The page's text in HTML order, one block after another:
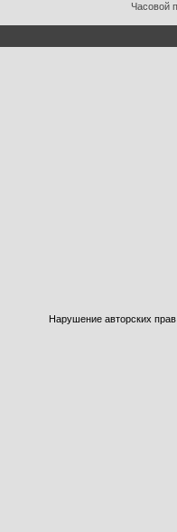
Часовой
Нарушение авторских